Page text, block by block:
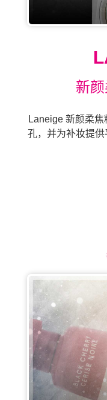
新
Laneige 新颜柔
孔，并为补妆提